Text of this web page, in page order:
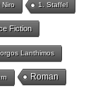
Niro 1. Staffel
Fiction
Lanthimos
Roman